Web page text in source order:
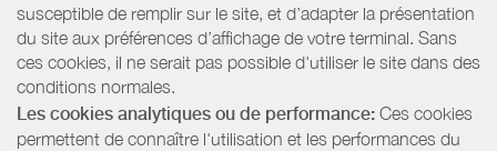
susceptible de remplir sur le site, et d’adapter la présentation
du site aux préférences d’affichage de votre terminal. Sans
ces cookies, il ne serait pas possible d'utiliser le site dans des
conditions normales.
Les cookies analytiques ou de performance: Ces cookies
permettent de connaître l'utilisation et les performances du